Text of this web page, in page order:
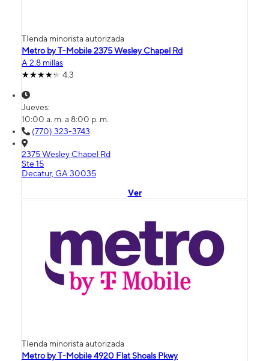
TIenda minorista autorizada
Metro by T-Mobile 2375 Wesley Chapel Rd
A 2.8 millas
4.3
Jueves:
10:00 a. m. a 8:00 p. m.
(770) 323-3743
2375 Wesley Chapel Rd
Ste 15
Decatur, GA 30035
Ver
TIenda minorista autorizada
Metro by T-Mobile 4920 Flat Shoals Pkwy